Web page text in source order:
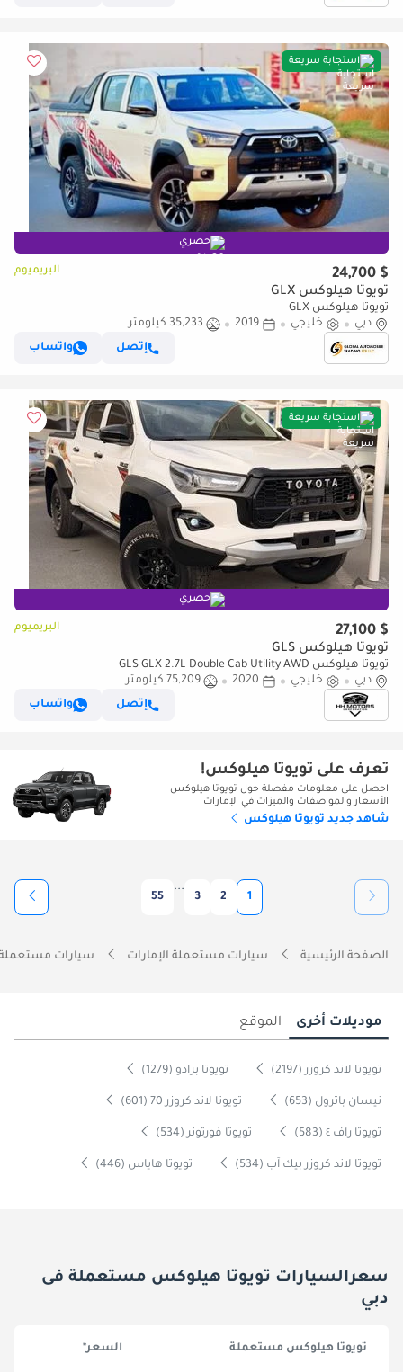
استجابة سريعة
حصري
$ 24,700 البريميوم
تويوتا هيلوكس GLX
تويوتا هيلوكس GLX
دبي
خليجي 2019
35,233 كيلومتر
إتصل
واتساب
استجابة سريعة
حصري
$ 27,100 البريميوم
تويوتا هيلوكس GLS
تويوتا هيلوكس GLS GLX 2.7L Double Cab Utility AWD
دبي
خليجي 2020
75,209 كيلومتر
إتصل
واتساب
تعرف على تويوتا هيلوكس!
احصل على معلومات مفصلة حول تويوتا هيلوكس
الأسعار والمواصفات والميزات في الإمارات
شاهد جديد تويوتا هيلوكس
1
2
3
...
55
الصفحة الرئيسية سيارات مستعملة الإمارات سيارات
موديلات أخرى الموقع
تويوتا لاند كروزر (2197) تويوتا برادو (1279)
نيسان باترول (653) تويوتا لاند كروزر 70 (601)
تويوتا راف ٤ (583) تويوتا فورتونر (534)
تويوتا لاند كروزر بيك آب (534) تويوتا هاياس (446)
سعرالسيارات تويوتا هيلوكس مستعملة فى
دبي
تويوتا هيلوكس مستعملة السعر*